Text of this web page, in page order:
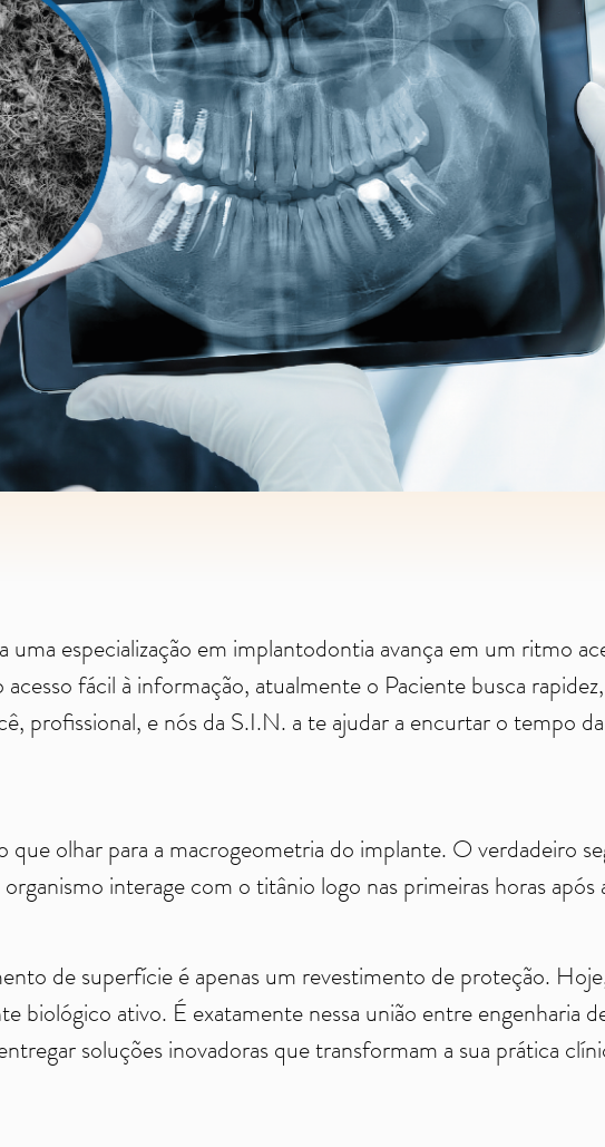
Ver todos
uma especialização em implantodontia avança em um ritmo
fácil à informação, atualmente o Paciente busca
profissional, e nós da S.I.N. a te ajudar a encurtar o tempo
que olhar para a macrogeometria do implante. O verdadeiro
interage com o titânio logo nas primeiras horas após
de superfície é apenas um revestimento de proteção.
biológico ativo. É exatamente nessa união entre engenharia
soluções inovadoras que transformam a sua prática